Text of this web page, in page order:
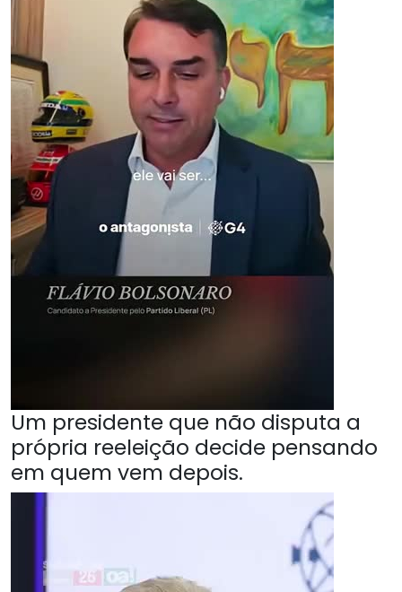
Um presidente que não disputa a
própria reeleição decide pensando
em quem vem depois.